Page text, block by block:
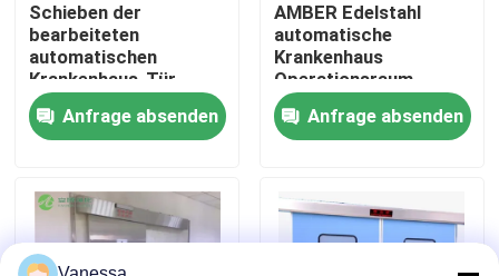
Nachrichten
Fälle
Modularer Operationssaal
Modularer Reinraum
Schieben der
bearbeiteten
automatischen
Krankenhaus-Tür-
elektrisches
Steuerradar-
Abfragung
Anfrage absenden
AMBER Edelstahl
automatische
Krankenhaus
Operationsraum
Schiebetür
Anfrage absenden